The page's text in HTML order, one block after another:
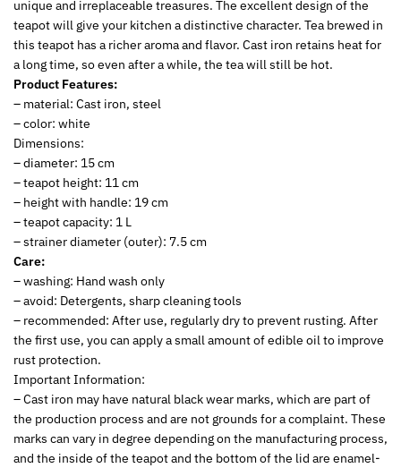
unique and irreplaceable treasures. The excellent design of the
teapot will give your kitchen a distinctive character. Tea brewed in
this teapot has a richer aroma and flavor. Cast iron retains heat for
a long time, so even after a while, the tea will still be hot.
Product Features:
– material: Cast iron, steel
– color: white
Dimensions:
– diameter: 15 cm
– teapot height: 11 cm
– height with handle: 19 cm
– teapot capacity: 1 L
– strainer diameter (outer): 7.5 cm
Care:
– washing: Hand wash only
– avoid: Detergents, sharp cleaning tools
– recommended: After use, regularly dry to prevent rusting. After
the first use, you can apply a small amount of edible oil to improve
rust protection.
Important Information:
– Cast iron may have natural black wear marks, which are part of
the production process and are not grounds for a complaint. These
marks can vary in degree depending on the manufacturing process,
and the inside of the teapot and the bottom of the lid are enamel-